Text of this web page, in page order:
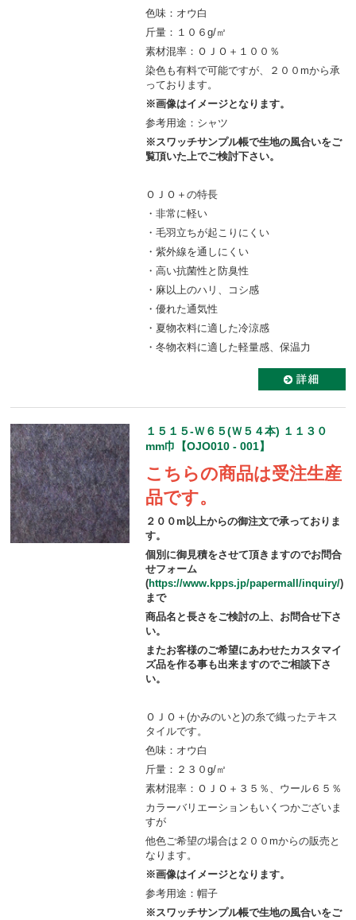
色味：オウ白
斤量：１０６g/㎡
素材混率：ＯＪＯ＋１００％
染色も有料で可能ですが、２００mから承
っております。
※画像はイメージとなります。
参考用途：シャツ
※スワッチサンプル帳で生地の風合いをご
覧頂いた上でご検討下さい。
ＯＪＯ＋の特長
・非常に軽い
・毛羽立ちが起こりにくい
・紫外線を通しにくい
・高い抗菌性と防臭性
・麻以上のハリ、コシ感
・優れた通気性
・夏物衣料に適した冷涼感
・冬物衣料に適した軽量感、保温力
１５１５-Ｗ６５(Ｗ５４本) １１３０
mm巾【OJO010 - 001】
こちらの商品は受注生産
品です。
２００m以上からの御注文で承っておりま
す。
個別に御見積をさせて頂きますのでお問合
せフォーム
(https://www.kpps.jp/papermall/inquiry/)
まで
商品名と長さをご検討の上、お問合せ下さ
い。
またお客様のご希望にあわせたカスタマイ
ズ品を作る事も出来ますのでご相談下さ
い。
ＯＪＯ＋(かみのいと)の糸で織ったテキス
タイルです。
色味：オウ白
斤量：２３０g/㎡
素材混率：ＯＪＯ＋３５％、ウール６５％
カラーバリエーションもいくつかございま
すが
他色ご希望の場合は２００mからの販売と
なります。
※画像はイメージとなります。
参考用途：帽子
※スワッチサンプル帳で生地の風合いをご